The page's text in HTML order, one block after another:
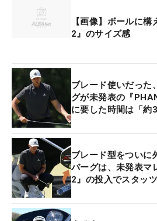
【画像】ボールに
2』のサイズ感
ブレード使いだった
グが未発表の『
に要した時間は「約
ブレード型をついに
バーグは、未発表マ
2』の投入でスタッ